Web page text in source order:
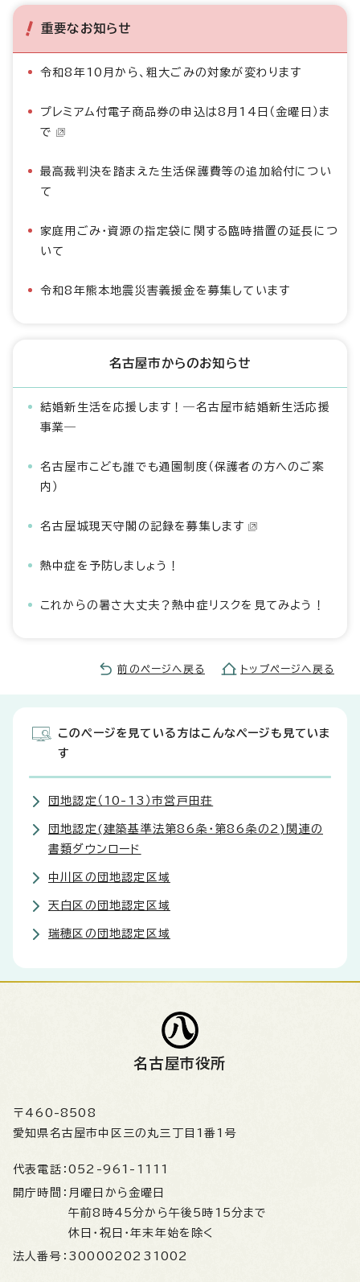
重要なお知らせ
令和8年10月から、粗大ごみの対象が変わります
プレミアム付電子商品券の申込は8月14日（金曜日）ま
で
最高裁判決を踏まえた生活保護費等の追加給付につい
て
家庭用ごみ・資源の指定袋に関する臨時措置の延長につ
いて
令和8年熊本地震災害義援金を募集しています
名古屋市からのお知らせ
結婚新生活を応援します！―名古屋市結婚新生活応援
事業―
名古屋市こども誰でも通園制度（保護者の方へのご案
内）
名古屋城現天守閣の記録を募集します
熱中症を予防しましょう！
これからの暑さ大丈夫？熱中症リスクを見てみよう！
前のページへ戻る トップページへ戻る
このページを見ている方はこんなページも見ていま
す
団地認定（10-13）市営戸田荘
団地認定(建築基準法第86条・第86条の2)関連の
書類ダウンロード
中川区の団地認定区域
天白区の団地認定区域
瑞穂区の団地認定区域
名古屋市役所
〒460-8508
愛知県名古屋市中区三の丸三丁目1番1号
代表電話： 052-961-1111
開庁時間： 月曜日から金曜日
午前8時45分から午後5時15分まで
休日・祝日・年末年始を除く
法人番号： 3000020231002